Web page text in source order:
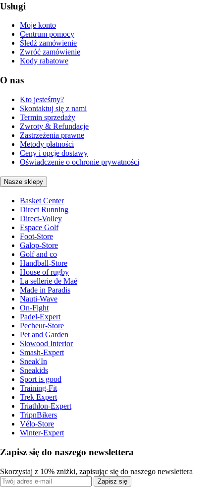
Usługi
Moje konto
Centrum pomocy
Śledź zamówienie
Zwróć zamówienie
Kody rabatowe
O nas
Kto jesteśmy?
Skontaktuj się z nami
Termin sprzedaży
Zwroty & Refundacje
Zastrzeżenia prawne
Metody płatności
Ceny i opcje dostawy
Oświadczenie o ochronie prywatności
Nasze sklepy
Basket Center
Direct Running
Direct-Volley
Espace Golf
Foot-Store
Galop-Store
Golf and co
Handball-Store
House of rugby
La sellerie de Maé
Made in Paradis
Nauti-Wave
On-Fight
Padel-Expert
Pecheur-Store
Pet and Garden
Slowood Interior
Smash-Expert
Sneak'In
Sneakids
Sport is good
Training-Fit
Trek Expert
Triathlon-Expert
TripnBikers
Vélo-Store
Winter-Expert
Zapisz się do naszego newslettera
Skorzystaj z 10% zniżki, zapisując się do naszego newslettera
Zapisz się